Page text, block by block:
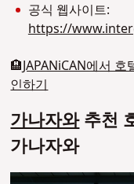
공식 웹사이트:
https://
🏨JAPANiCAN에서
인하기
가나자와추천
가나자와